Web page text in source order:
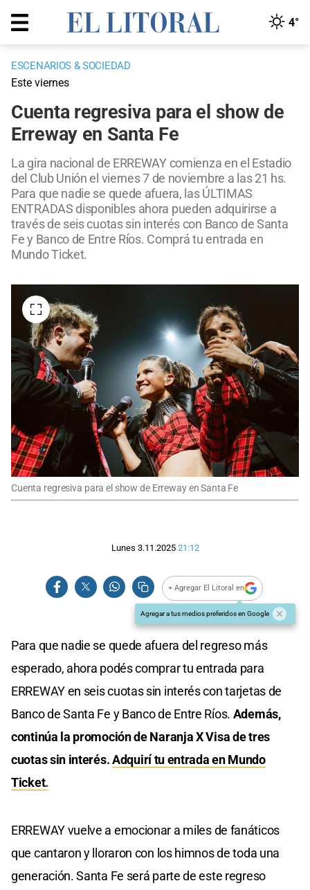
4°
ESCENARIOS & SOCIEDAD
Este viernes
Cuenta regresiva para el show de
Erreway en Santa Fe
La gira nacional de ERREWAY comienza en el Estadio
del Club Unión el viernes 7 de noviembre a las 21 hs.
Para que nadie se quede afuera, las ÚLTIMAS
ENTRADAS disponibles ahora pueden adquirirse a
través de seis cuotas sin interés con Banco de Santa
Fe y Banco de Entre Ríos. Comprá tu entrada en
Mundo Ticket.
Cuenta regresiva para el show de Erreway en Santa Fe
Lunes 3.11.2025 21:12
+ Agregar El Litoral en
Agregar a tus medios preferidos en Google
Para que nadie se quede afuera del regreso más
esperado, ahora podés comprar tu entrada para
ERREWAY en seis cuotas sin interés con tarjetas de
Banco de Santa Fe y Banco de Entre Ríos. Además,
continúa la promoción de Naranja X Visa de tres
cuotas sin interés.Adquirí tu entrada en Mundo
Ticket.
ERREWAY vuelve a emocionar a miles de fanáticos
que cantaron y lloraron con los himnos de toda una
generación. Santa Fe será parte de este regreso